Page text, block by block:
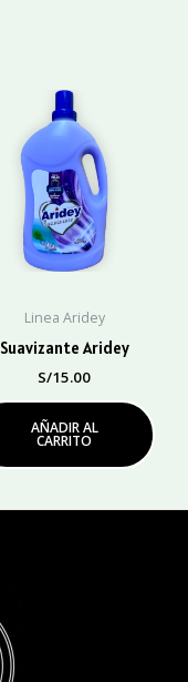
Linea Aridey
Suavizante Aridey
S/15.00
AÑADIR AL
CARRITO